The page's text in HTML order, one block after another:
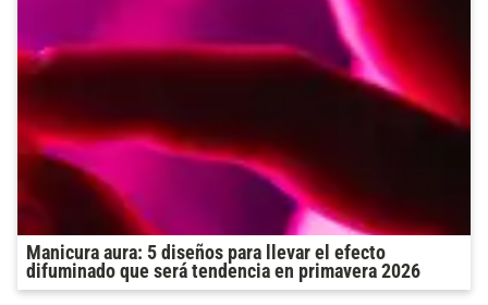
Manicura aura: 5 diseños para llevar el efecto
difuminado que será tendencia en primavera 2026